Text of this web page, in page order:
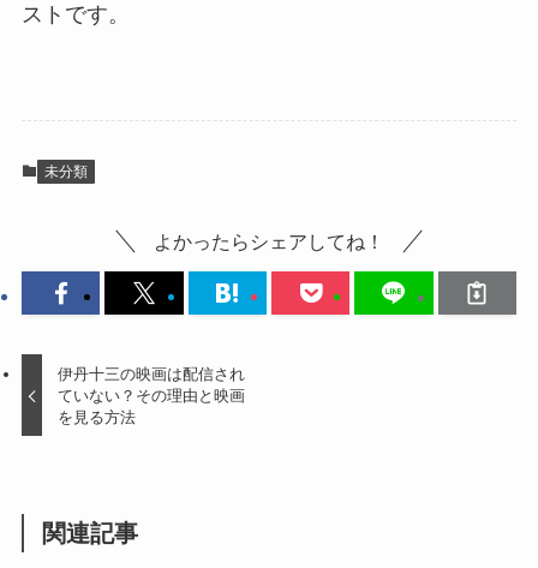
ストです。
未分類
よかったらシェアしてね！
伊丹十三の映画は配信され
ていない？その理由と映画
を見る方法
関連記事